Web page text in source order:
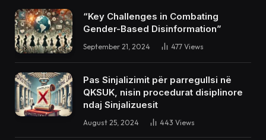
“Key Challenges in Combating
Gender-Based Disinformation”
September 21, 2024 477 Views
Pas Sinjalizimit për parregullsi në
QKSUK, nisin procedurat disiplinore
ndaj Sinjalizuesit
August 25, 2024 443 Views